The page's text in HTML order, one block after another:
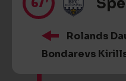
Rolands
Bondarevs